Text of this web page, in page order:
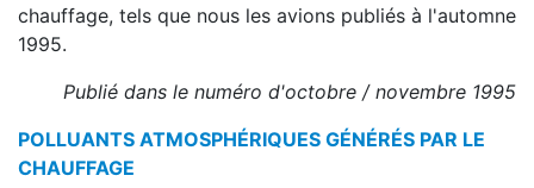
chauffage, tels que nous les avions publiés à l'automne
1995.
Publié dans le numéro d'octobre / novembre 1995
POLLUANTS ATMOSPHÉRIQUES GÉNÉRÉS PAR LE
CHAUFFAGE